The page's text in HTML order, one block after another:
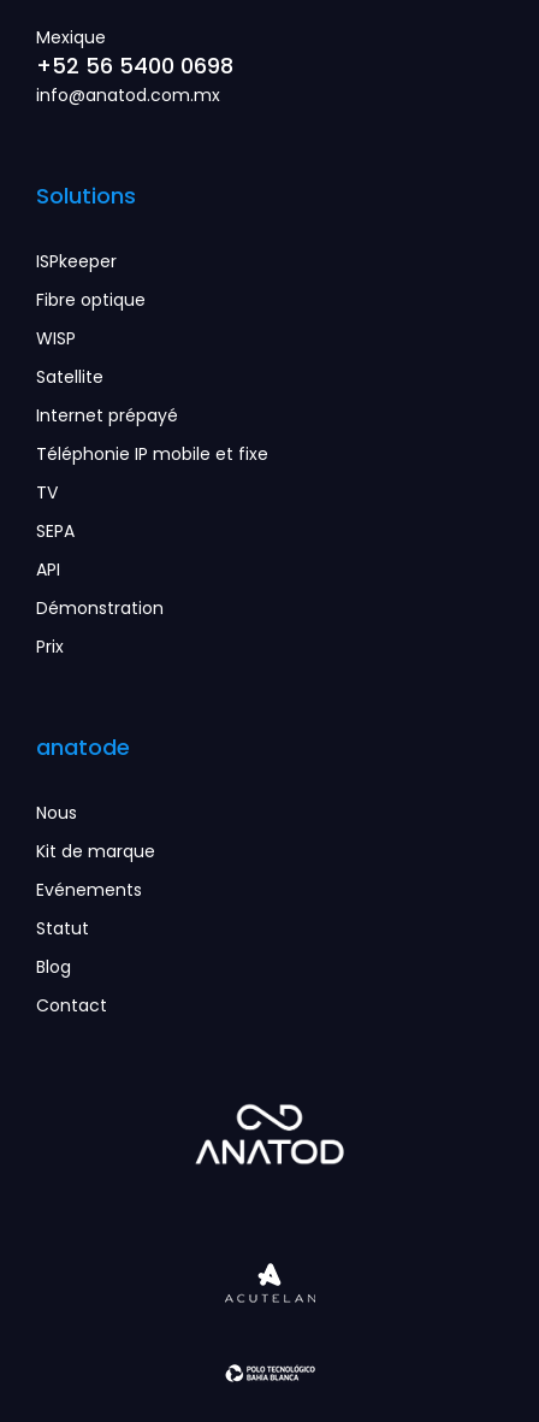
anatode
Nous
Kit de marque
Evénements
Statut
Blog
Contact
Solutions
ISPkeeper
Fibre optique
WISP
Satellite
Internet prépayé
Téléphonie IP mobile et fixe
TV
SEPA
API
Démonstration
Prix
Mexique
+52 56 5400 0698
info@anatod.com.mx